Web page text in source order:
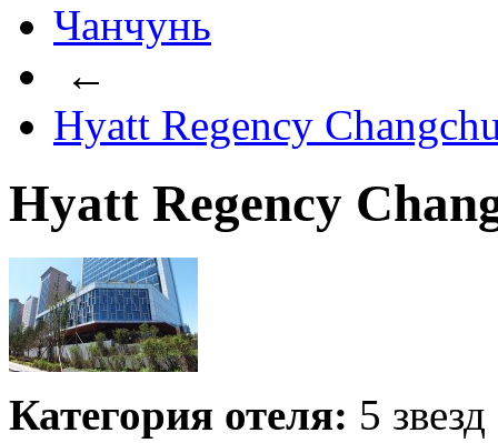
Чанчунь
←
Hyatt Regency
Hyatt Regency
Категория отеля: 5 звезд